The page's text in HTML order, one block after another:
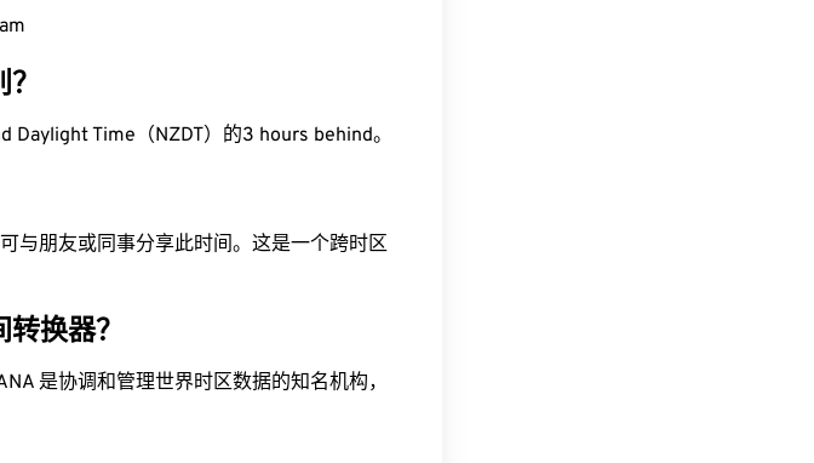
Daylight Time（NZDT）的3 hours behind。
与朋友或同事分享此时间。这是一个跨时区
换器？
是协调和管理世界时区数据的知名机构，